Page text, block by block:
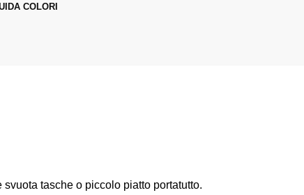
COLORI
tasche o piccolo piatto portatutto.